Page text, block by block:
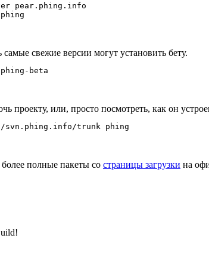
pear.phing.info
свежие версии могут установить бету.
проекту, или, просто посмотреть, как он
полные пакеты со страницы загрузки на